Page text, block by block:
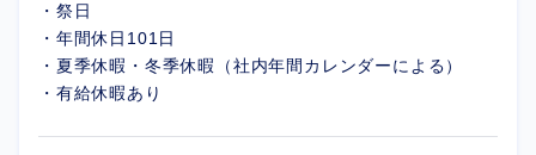
・祭日
・年間休日101日
・夏季休暇・冬季休暇（社内年間カレンダーによる）
・有給休暇あり